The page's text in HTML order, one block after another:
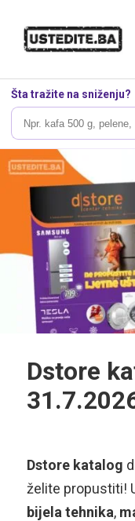
Šta tražite na sniženju?
Dstore
Dstore katalog
želite propustiti!
bijela tehnika,